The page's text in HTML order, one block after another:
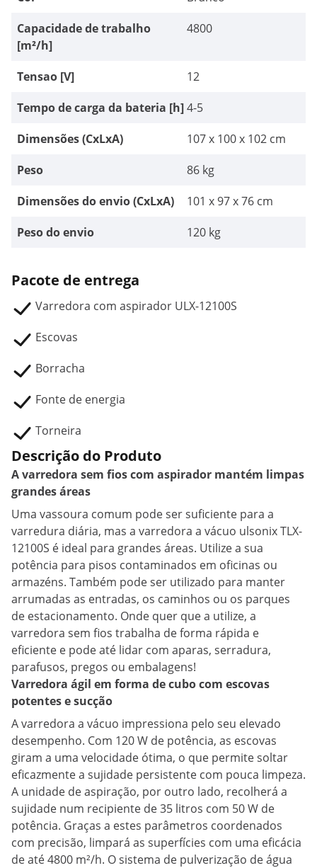
Capacidade de trabalho
[m²/h]
4800
Tensao [V]
12
Tempo de carga da bateria [h]4-5
Dimensões (CxLxA)
107 x 100 x 102 cm
Peso
86 kg
Dimensões do envio (CxLxA)
101 x 97 x 76 cm
Peso do envio
120 kg
Pacote de entrega
Varredora com aspirador ULX-12100S
Escovas
Borracha
Fonte de energia
Torneira
Descrição do Produto
A varredora sem fios com aspirador mantém limpas
grandes áreas
Uma vassoura comum pode ser suficiente para a
varredura diária, mas a varredora a vácuo ulsonix TLX-
12100S é ideal para grandes áreas. Utilize a sua
potência para pisos contaminados em oficinas ou
armazéns. Também pode ser utilizado para manter
arrumadas as entradas, os caminhos ou os parques
de estacionamento. Onde quer que a utilize, a
varredora sem fios trabalha de forma rápida e
eficiente e pode até lidar com aparas, serradura,
parafusos, pregos ou embalagens!
Varredora ágil em forma de cubo com escovas
potentes e sucção
A varredora a vácuo impressiona pelo seu elevado
desempenho. Com 120 W de potência, as escovas
giram a uma velocidade ótima, o que permite soltar
eficazmente a sujidade persistente com pouca limpeza.
A unidade de aspiração, por outro lado, recolherá a
sujidade num recipiente de 35 litros com 50 W de
potência. Graças a estes parâmetros coordenados
com precisão, limpará as superfícies com uma eficácia
de até 4800 m²/h. O sistema de pulverização de água